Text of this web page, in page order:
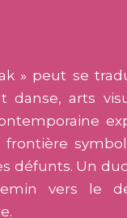
» peut se
danse, arts
frontière
défunts. Un
vers le